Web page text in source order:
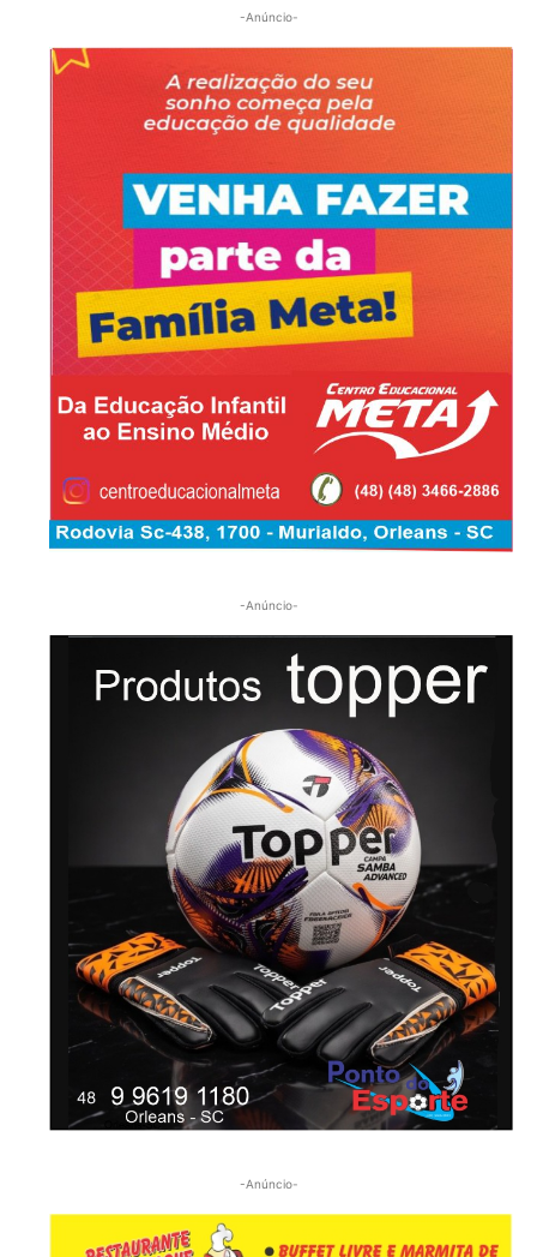
-Anúncio-
-Anúncio-